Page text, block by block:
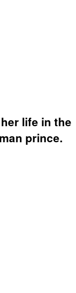
life in the
prince.